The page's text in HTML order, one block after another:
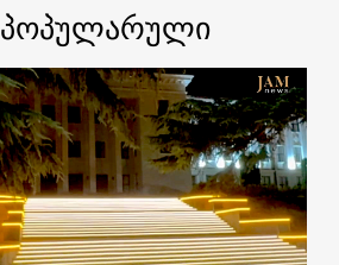
პოპულარული